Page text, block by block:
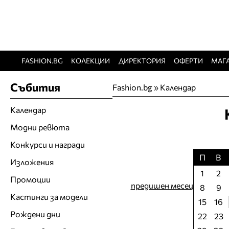
FASHION.BG КОЛЕКЦИИ ДИРЕКТОРИЯ ОФЕРТИ
Fashion.bg» Календар
предишен месец
П
В
1
2
8
9
15
16
22
23
Събития
Календар
Модни ревюта
Конкурси и награди
Изложения
Промоции
Кастинги за модели
Рождени дни